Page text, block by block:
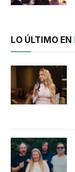
LO ÚLTIMO EN